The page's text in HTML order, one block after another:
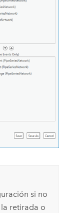
si no
retirada o